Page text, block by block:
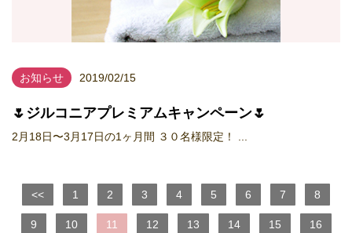
お知らせ 2019/02/15
🌷ジルコニアプレミアムキャンペーン🌷
2月18日〜3月17日の1ヶ月間 ３０名様限定！ ...
<< 1 2 3 4 5 6 7 8
9 10 11 12 13 14 15 16